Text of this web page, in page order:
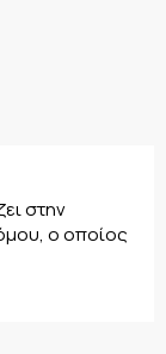
στην
ο οποίος